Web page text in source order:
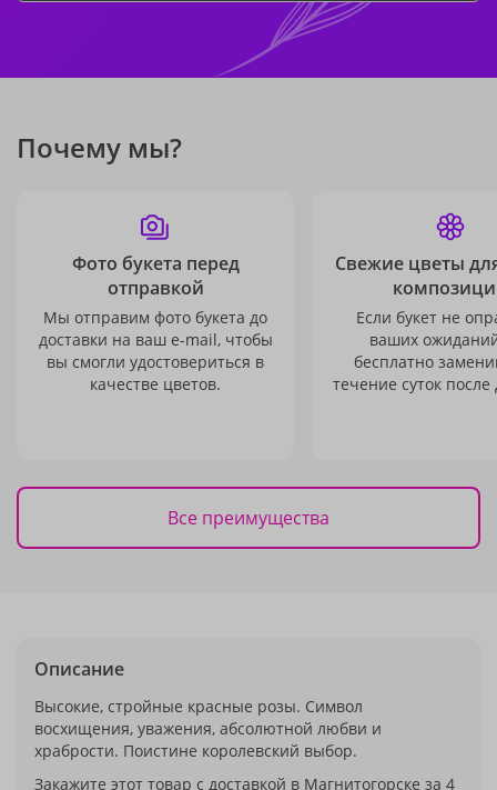
Почему мы?
Фото букета перед
отправкой
Мы отправим фото букета до
доставки на ваш e-mail, чтобы
вы смогли удостовериться в
качестве цветов.
Свежие цветы
Если букет не
ваших
бесплатно
течение суток после
Все преимущества
Описание
Высокие, стройные красные розы. Символ
восхищения, уважения, абсолютной любви и
храбрости. Поистине королевский выбор.
Закажите этот товар с доставкой в Магнитогорске за 4